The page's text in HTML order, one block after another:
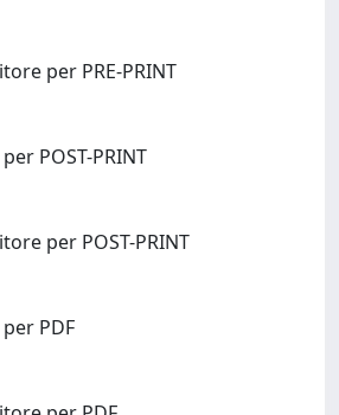
per PRE-PRINT
POST-PRINT
per POST-PRINT
PDF